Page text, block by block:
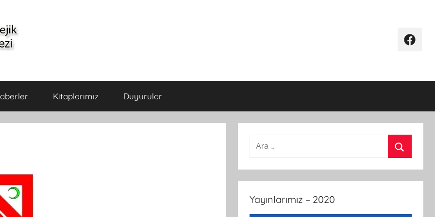
Kitaplarımız Duyurular
Arama:
Yayınlarımız – 2020